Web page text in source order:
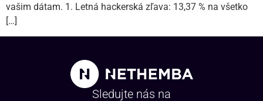
vašim dátam. 1. Letná hackerská zľava: 13,37 % na všetko
[…]
Sledujte nás na